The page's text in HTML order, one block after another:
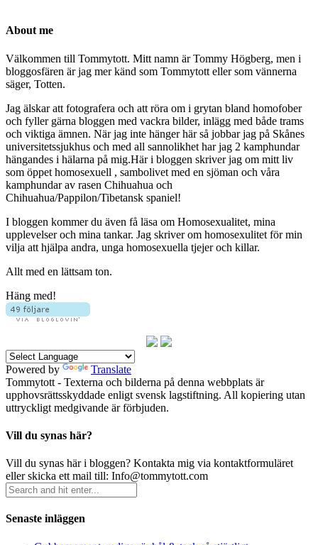
About me
Välkommen till Tommytott. Mitt namn är Tommy Högberg, men i
bloggosfären är jag mer känd som Tommytott eller som vännerna
säger, Totten.
Jag älskar att fotografera och att röra om i grytan bland homofober
och fyller gärna bloggen med vackra bilder, inlägg med både trams
och viktiga ämnen. När jag inte hänger här så jobbar jag på Skånes
universitetssjukhus och med all sannolikhet har jag 2 kamphundar
hängandes i hälarna på mig.Här i bloggen skriver jag om mitt liv
som öppet homosexuell , sambolivet med en sjöman och våra
kamphundar av rasen Chihuahua och
Chihuahua/Pappilon/Tibetansk spaniel!
I bloggen kommer du även få läsa om Homosexualitet, mina
upplevelser och mina tankar. Jag skriver om homosexulitet för min
vilja att hjälpa andra, unga homosexuella tjejer och killar.
Allt med en lättsam ton.
Häng med!
Powered by
Translate
Tommytott - Texterna och bilderna på denna webbplats är
upphovsrättsskyddade enligt svensk lagstiftning. All kopiering utan
uttryckligt medgivande är förbjuden.
Vill du synas här?
Vill du synas här i bloggen? Kontakta mig via kontaktformuläret
eller skicka ett mail till: Info@tommytott.com
Senaste inläggen